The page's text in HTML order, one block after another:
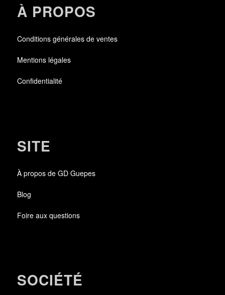
À PROPOS
Conditions générales de ventes
Mentions légales
Confidentialité
SITE
À propos de GD Guepes
Blog
Foire aux questions
SOCIÉTÉ